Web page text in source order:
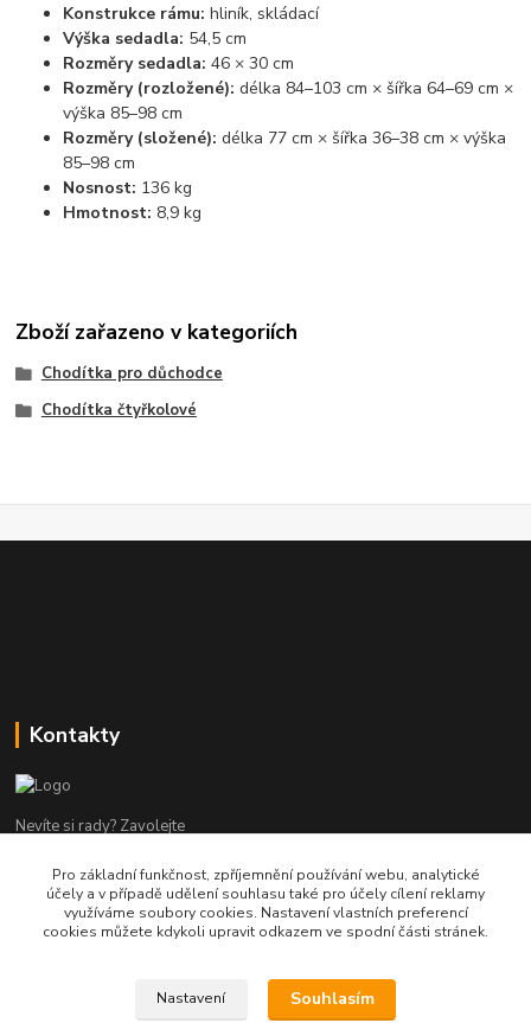
Konstrukce rámu: hliník, skládací
Výška sedadla: 54,5 cm
Rozměry sedadla: 46 × 30 cm
Rozměry (rozložené): délka 84–103 cm × šířka 64–69 cm ×
výška 85–98 cm
Rozměry (složené): délka 77 cm × šířka 36–38 cm × výška
85–98 cm
Nosnost: 136 kg
Hmotnost: 8,9 kg
Zboží zařazeno v kategoriích
Chodítka pro důchodce
Chodítka čtyřkolové
Kontakty
Nevíte si rady? Zavolejte
tel:+420 602960000
8-19 Po Pá
Pro základní funkčnost, zpříjemnění používání webu, analytické
účely a v případě udělení souhlasu také pro účely cílení reklamy
využíváme soubory cookies. Nastavení vlastních preferencí
cookies můžete kdykoli upravit odkazem ve spodní části stránek.
Nastavení Souhlasím